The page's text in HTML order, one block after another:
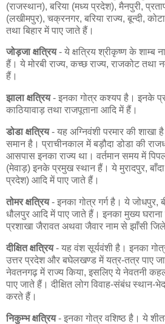
(राजस्थान), बरिया (मध्य प्रदेश), मैनपुरी,
(लखीमपुर), चक्रनगर, बरिया राज्य, बून्दी,
तथा बिहार में पाए जाते हैं।
जोड़जा क्षत्रिय- ये क्षत्रिय श्रीकृष्ण के शाम्ब
हैं। ये मोरबी राज्य, कच्छ राज्य, राजकोट तथा
हैं।
झाला क्षत्रिय- इनका गोत्र कश्यप है। इनके
काठियावाड़ तथा राजपूताना आदि में हैं।
डोडा क्षत्रिय- यह अग्निवंशी परमार की शाखा
समान है। प्राचीनकाल में बड़ौदा डोडा की
आसपास इनका राज्य था। वर्तमान समय में
(मेवाड़) इनके प्रमुख स्थान हैं। ये मुरादपुर,
प्रदेश) आदि में पाए जाते हैं।
तोमर क्षत्रिय- इनका गोत्र गर्ग है। ये जोधपुर,
धौलपुर आदि में पाए जाते हैं। इनका मुख्य
प्रशाखा जैरावत अथवा जैवार नाम से झाँसी
दीक्षित क्षत्रिय- यह वंश सूर्यवंशी है। इनका
उत्तर प्रदेश और बघेलखण्ड में यत्र-तत्र पाए
नेवतनगढ़ में राज्य किया, इसलिए ये नेवतनी
पाए जाते हैं। दीक्षित लोग विवाह-संबंध स्थान-
करते हैं।
निकुम्भ क्षत्रिय- इनका गोत्र वशिष्ठ है। ये